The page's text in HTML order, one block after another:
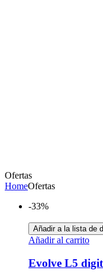
Ofertas
HomeOfertas
-33%
Añadir a la lista de
Añadir al carrito
Evolve L5